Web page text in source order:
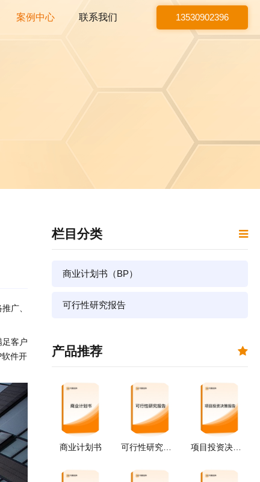
案例中心 联系我们 13530902396
广、
客户
件开
栏目分类
商业计划书（BP）
可行性研究报告
产品推荐
商业计划书 项目投资决策报告